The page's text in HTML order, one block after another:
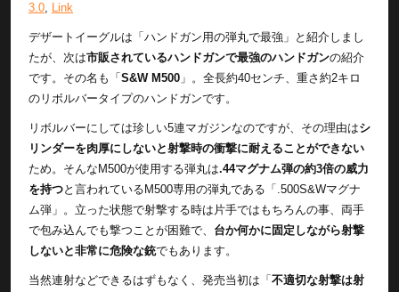
3.0, Link
デザートイーグルは「ハンドガン用の弾丸で最強」と紹介しまし
たが、次は市販されているハンドガンで最強のハンドガンの紹介
です。その名も「 S&W M500 」。全長約40センチ、重さ約2キロ
のリボルバータイプのハンドガンです。
リボルバーにしては珍しい5連マガジンなのですが、その理由はシ
リンダーを肉厚にしないと射撃時の衝撃に耐えることができない
ため。そんなM500が使用する弾丸は.44マグナム弾の約3倍の威力
を持つと言われているM500専用の弾丸である「.500S&Wマグナ
ム弾」。立った状態で射撃する時は片手ではもちろんの事、両手
で包み込んでも撃つことが困難で、 台か何かに固定しながら射撃
しないと非常に危険な銃でもあります。
当然連射などできるはずもなく、発売当初は「 不適切な射撃は射